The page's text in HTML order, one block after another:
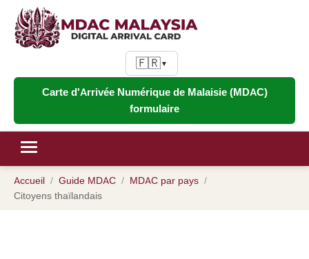
🇫🇷▼
Carte d'Arrivée Numérique de Malaisie (MDAC)
formulaire
Accueil Guide MDAC
MDAC par pays
Citoyens thaïlandais